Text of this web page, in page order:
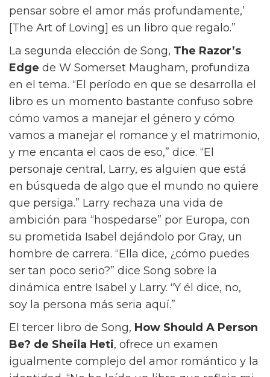
pensar sobre el amor más profundamente,’
[The Art of Loving] es un libro que regalo.”
La segunda elección de Song, The Razor’s
Edge de W Somerset Maugham, profundiza
en el tema. “El período en que se desarrolla el
libro es un momento bastante confuso sobre
cómo vamos a manejar el género y cómo
vamos a manejar el romance y el matrimonio,
y me encanta el caos de eso,” dice. “El
personaje central, Larry, es alguien que está
en búsqueda de algo que el mundo no quiere
que persiga.” Larry rechaza una vida de
ambición para “hospedarse” por Europa, con
su prometida Isabel dejándolo por Gray, un
hombre de carrera. “Ella dice, ¿cómo puedes
ser tan poco serio?” dice Song sobre la
dinámica entre Isabel y Larry. “Y él dice, no,
soy la persona más seria aquí.”
El tercer libro de Song, How Should A Person
Be? de Sheila Heti, ofrece un examen
igualmente complejo del amor romántico y la